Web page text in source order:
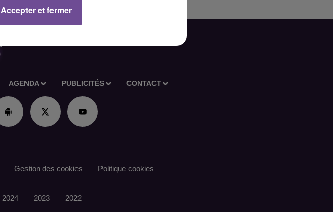
AGENDA PUBLICITÉS CONTACT
Gestion des cookies Politique cookies
2024 2023 2022
Accepter et fermer